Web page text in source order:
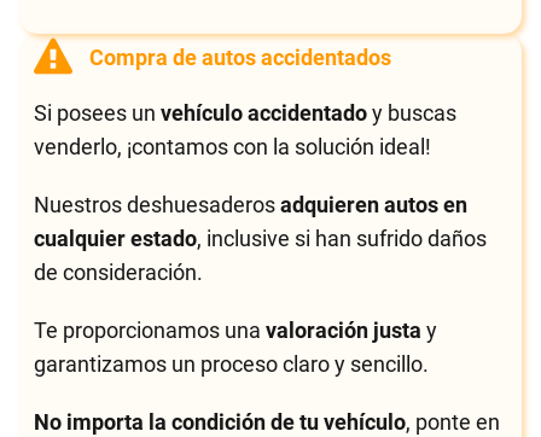
Compra de autos accidentados
Si posees unvehículo accidentadoy buscas
venderlo, ¡contamos con la solución ideal!
Nuestros deshuesaderosadquieren autos en
cualquier estado, inclusive si han sufrido daños
de consideración.
Te proporcionamos unavaloración justa y
garantizamos un proceso claro y sencillo.
No importa la condición de tu vehículo, ponte en